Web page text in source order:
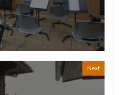
Next